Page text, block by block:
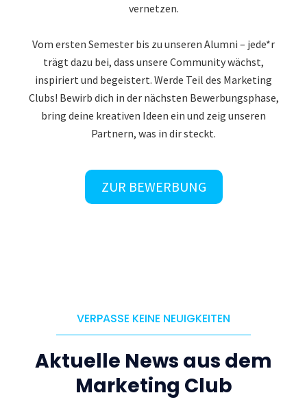
vernetzen.
Vom ersten Semester bis zu unseren Alumni – jede*r
trägt dazu bei, dass unsere Community wächst,
inspiriert und begeistert. Werde Teil des Marketing
Clubs! Bewirb dich in der nächsten Bewerbungsphase,
bring deine kreativen Ideen ein und zeig unseren
Partnern, was in dir steckt.
ZUR BEWERBUNG
VERPASSE KEINE NEUIGKEITEN
Aktuelle News aus dem
Marketing Club